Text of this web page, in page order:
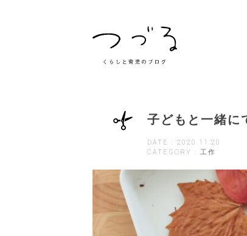
子どもと一緒に
DATE : 2020.11.20
CATEGORY : 工作